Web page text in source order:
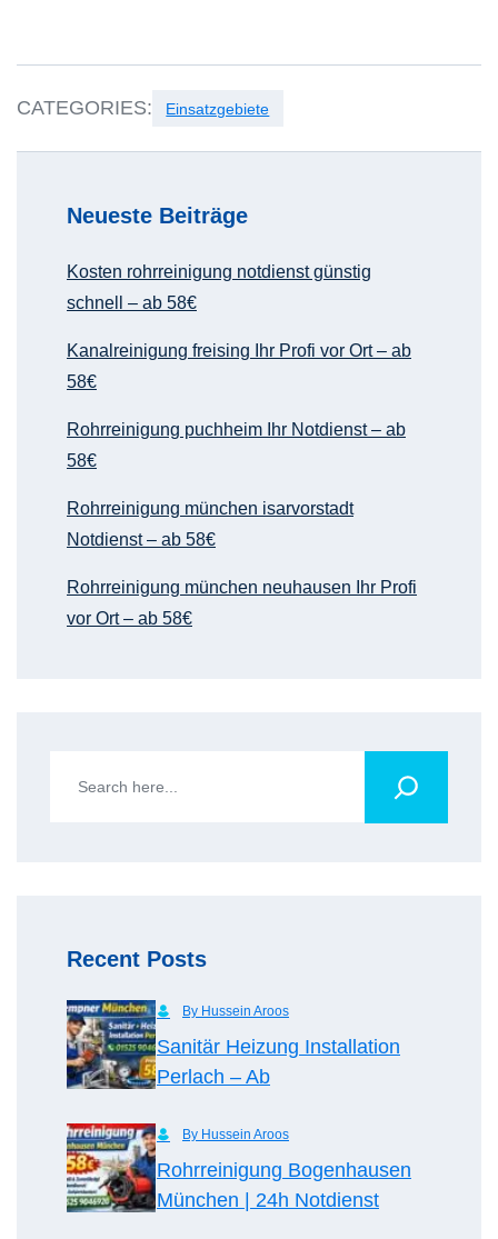
CATEGORIES: Einsatzgebiete
Neueste Beiträge
Kosten rohrreinigung notdienst günstig
schnell – ab 58€
Kanalreinigung freising Ihr Profi vor Ort – ab
58€
Rohrreinigung puchheim Ihr Notdienst – ab
58€
Rohrreinigung münchen isarvorstadt
Notdienst – ab 58€
Rohrreinigung münchen neuhausen Ihr Profi
vor Ort – ab 58€
Recent Posts
By Hussein Aroos
Sanitär Heizung Installation
Perlach – Ab
By Hussein Aroos
Rohrreinigung Bogenhausen
München | 24h Notdienst